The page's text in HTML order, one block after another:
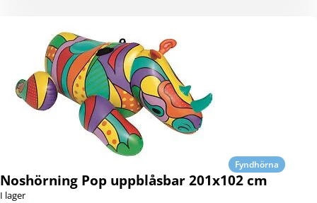
Fyndhörna
Noshörning Pop uppblåsbar 201x102 cm
I lager